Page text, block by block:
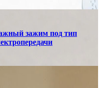
зажим под тип